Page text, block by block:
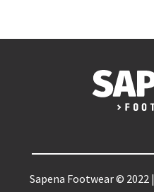
Sapena Footwear © 2022 |